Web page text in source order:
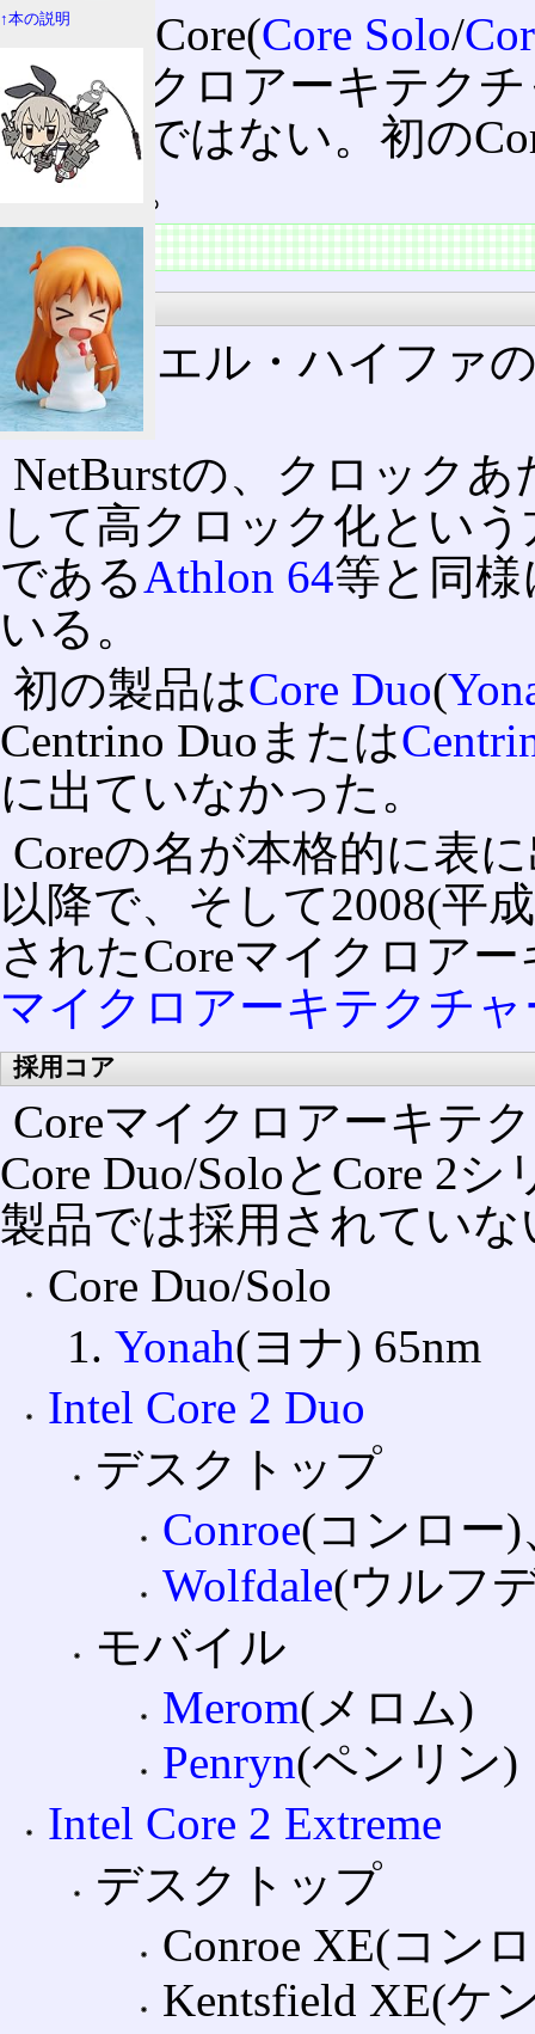
なお、Core(Core Solo/
P6マイクロアーキテク
チャーではない。初の
である。
特徴
沿革
イスラエル・ハイファ
た。
NetBurstの、クロック
して高クロック化とい
であるAthlon 64等と同
いる。
初の製品はCore Duo(
Centrino Duoまたは
に出ていなかった。
Coreの名が本格的に表
以降で、そして2008(平
されたCoreマイクロア
マイクロアーキテクチャ
採用コア
Coreマイクロアーキテ
Core Duo/SoloとCore 2
製品では採用されていな
Core Duo/Solo
Yonah(ヨナ) 65nm
Intel Core 2 Duo
デスクトップ
Conroe(コンロー)
Wolfdale(ウルフ
モバイル
Merom(メロム)
Penryn(ペンリン)
Intel Core 2 Extreme
デスクトップ
Conroe XE(コン
Kentsfield XE(ケ
↑本の説明